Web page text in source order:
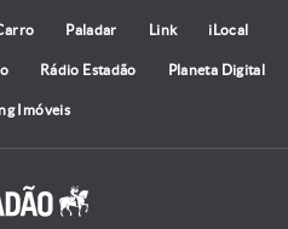
Paladar Link iLocal
Rádio Estadão Planeta Digital
Imóveis